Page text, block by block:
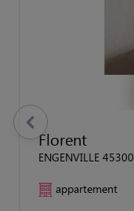
Florent
ENGENVILLE 45300
appartement
previous